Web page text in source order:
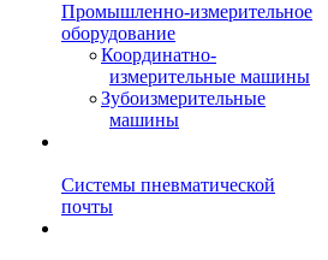
Промышленно-измерительное
оборудование
Координатно-
измерительные машины
Зубоизмерительные
машины
Системы пневматической
почты